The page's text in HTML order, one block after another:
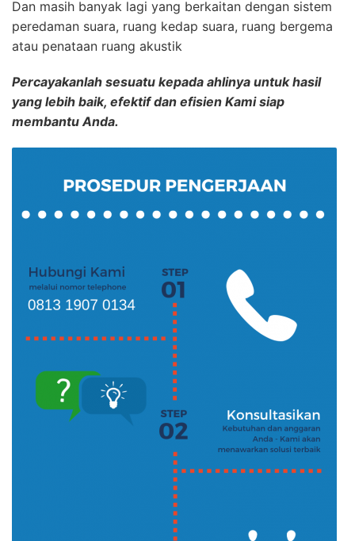
Dan masih banyak lagi yang berkaitan dengan sistem
peredaman suara, ruang kedap suara, ruang bergema
atau penataan ruang akustik
Percayakanlah sesuatu kepada ahlinya untuk hasil
yang lebih baik, efektif dan efisien Kami siap
membantu Anda.